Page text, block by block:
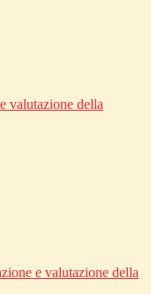
valutazione della
e valutazione della